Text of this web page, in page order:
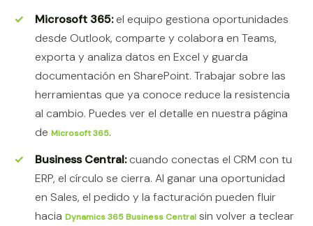
Microsoft 365:el equipo gestiona oportunidades
desde Outlook, comparte y colabora en Teams,
exporta y analiza datos en Excel y guarda
documentación en SharePoint. Trabajar sobre las
herramientas que ya conoce reduce la resistencia
al cambio. Puedes ver el detalle en nuestra página
de Microsoft 365.
Business Central:cuando conectas el CRM con tu
ERP, el círculo se cierra. Al ganar una oportunidad
en Sales, el pedido y la facturación pueden fluir
hacia Dynamics 365 Business Central sin volver a teclear